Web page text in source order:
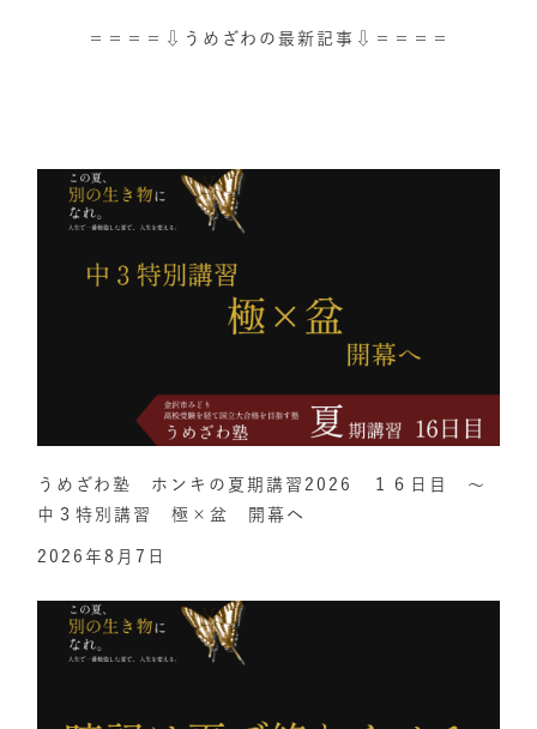
＝＝＝＝⇩うめざわの最新記事⇩＝＝＝＝
うめざわ塾 ホンキの夏期講習2026 １６日目 ～
中３特別講習 極×盆 開幕へ
2026年8月7日